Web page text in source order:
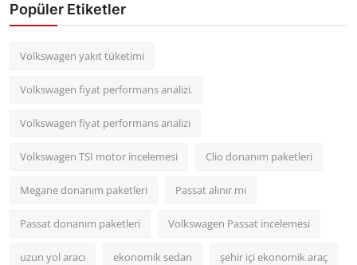
Popüler Etiketler
Volkswagen yakıt tüketimi
Volkswagen fiyat performans analizi.
Volkswagen fiyat performans analizi
Volkswagen TSI motor incelemesi Clio donanım paketleri
Megane donanım paketleri Passat alınır mı
Passat donanım paketleri Volkswagen Passat incelemesi
uzun yol aracı ekonomik sedan şehir içi ekonomik araç